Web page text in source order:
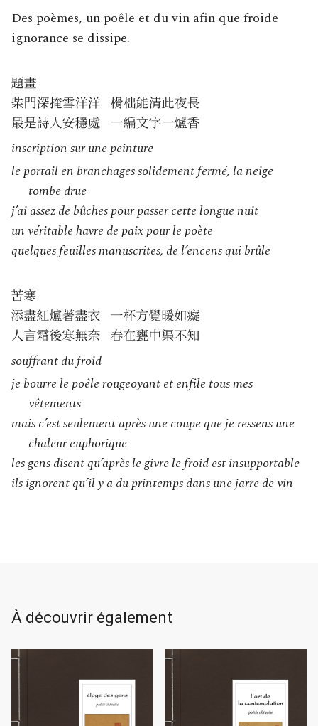
Des poèmes, un poêle et du vin afin que froide
ignorance se dissipe.
inscription sur une peinture
le portail en branchages solidement fermé, la neige
tombe drue
j’ai assez de bûches pour passer cette longue nuit
un véritable havre de paix pour le poète
quelques feuilles manuscrites, de l’encens qui brûle
souffrant du froid
je bourre le poêle rougeoyant et enfile tous mes
vêtements
mais c’est seulement après une coupe que je ressens une
chaleur euphorique
les gens disent qu’après le givre le froid est insupportable
ils ignorent qu’il y a du printemps dans une jarre de vin
À découvrir également